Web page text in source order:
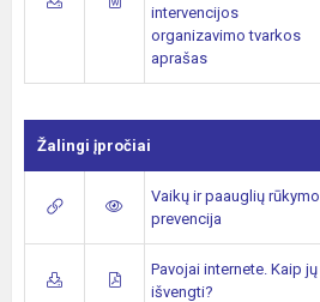
intervencijos
organizavimo tvarkos
aprašas
Žalingi įpročiai
Vaikų ir paauglių rūkymo
prevencija
Pavojai internete. Kaip jų
išvengti?